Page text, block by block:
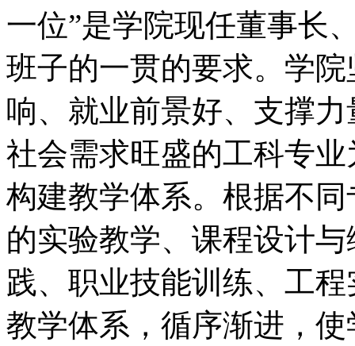
一位”是学院现任董事长
班子的一贯的要求。学
响、就业前景好、支撑
社会需求旺盛的工科专
构建教学体系。根据不
的实验教学、课程设计
践、职业技能训练、工
教学体系，循序渐进，